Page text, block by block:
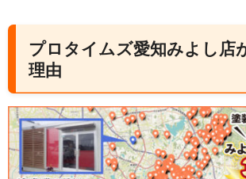
プロタイムズ愛知みよし店
理由